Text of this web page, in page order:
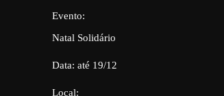
Evento:
Natal Solidário
Data: até 19/12
Local: